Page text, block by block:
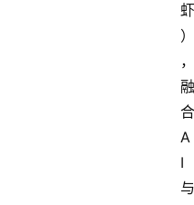
虾
）
，
融
合
A
I
与